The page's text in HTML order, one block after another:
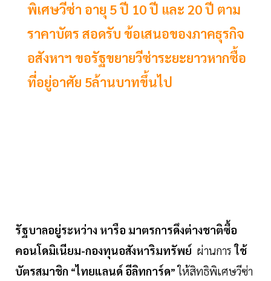
พิเศษวีซ่า อายุ 5 ปี 10 ปี และ 20 ปี ตาม
ราคาบัตร สอดรับ ข้อเสนอของภาคธุรกิจ
อสังหาฯ ขอรัฐขยายวีซ่าระยะยาวหากซื้อ
ที่อยู่อาศัย 5ล้านบาทขึ้นไป
รัฐบาลอยู่ระหว่าง หารือ มาตรการดึงต่างชาติซื้อ
คอนโดมิเนียม-กองทุนอสังหาริมทรัพย์ ผ่านการใช้
บัตรสมาชิก “ไทยแลนด์ อีลิทการ์ด” ให้สิทธิพิเศษวีซ่า